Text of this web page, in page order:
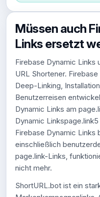
Müssen auch
Links ersetzt
Firebase Dynamic Links
URL Shortener.
Deep-Linking,
Benutzerreisen
Dynamic Links am
Dynamic
Firebase Dynamic Links
einschließlich
page.link-Links,
nicht mehr.
ShortURL.bot ist ein